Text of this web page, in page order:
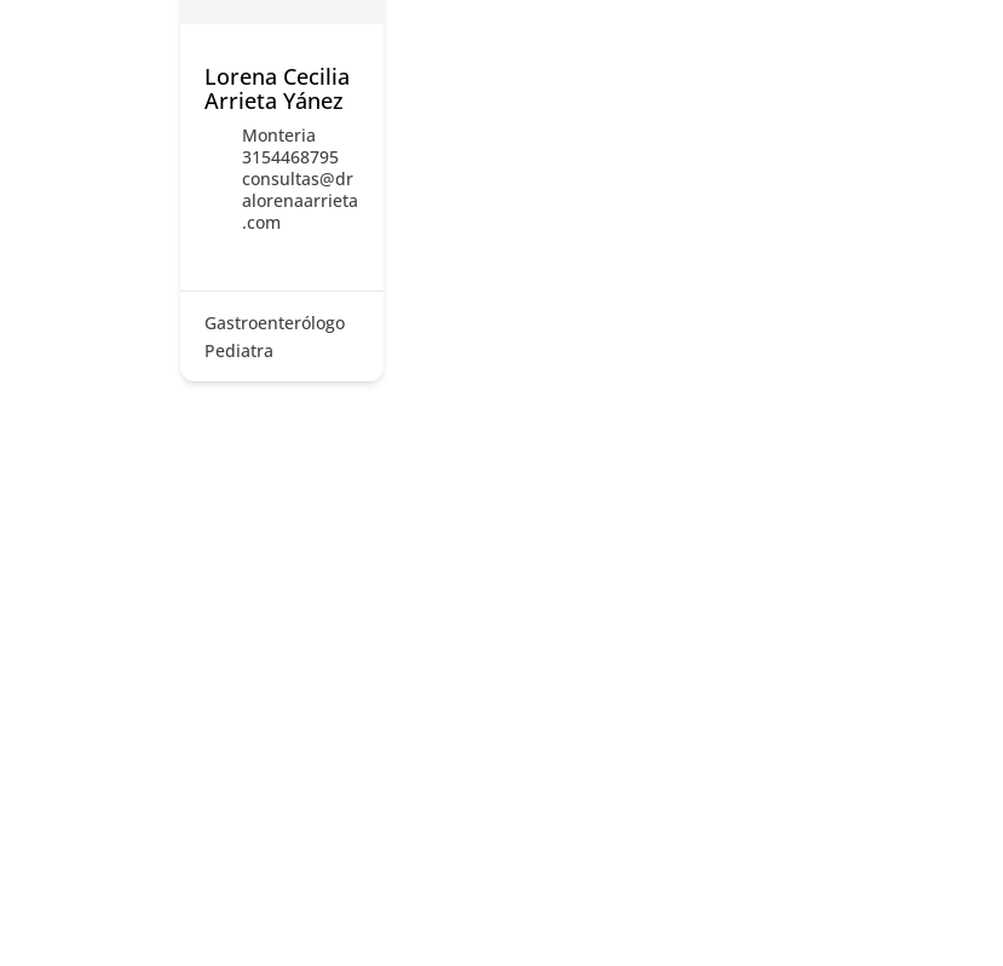
Lorena Cecilia
Arrieta Yánez
Monteria
3154468795
consultas@dr
alorenaarrieta
.com
Gastroenterólogo
Pediatra